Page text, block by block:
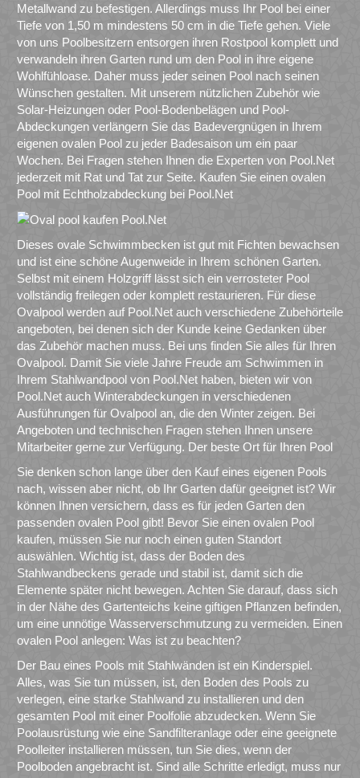
Metallwand zu befestigen. Allerdings muss Ihr Pool bei einer
Tiefe von 1,50 m mindestens 50 cm in die Tiefe gehen. Viele
von uns Poolbesitzern entsorgen ihren Rostpool komplett und
verwandeln ihren Garten rund um den Pool in ihre eigene
Wohlfühloase. Daher muss jeder seinen Pool nach seinen
Wünschen gestalten. Mit unserem nützlichen Zubehör wie
Solar-Heizungen oder Pool-Bodenbelägen und Pool-
Abdeckungen verlängern Sie das Badevergnügen in Ihrem
eigenen ovalen Pool zu jeder Badesaison um ein paar
Wochen. Bei Fragen stehen Ihnen die Experten von Pool.Net
jederzeit mit Rat und Tat zur Seite. Kaufen Sie einen ovalen
Pool mit Echtholzabdeckung bei Pool.Net
Dieses ovale Schwimmbecken ist gut mit Fichten bewachsen
und ist eine schöne Augenweide in Ihrem schönen Garten.
Selbst mit einem Holzgriff lässt sich ein verrosteter Pool
vollständig freilegen oder komplett restaurieren. Für diese
Ovalpool werden auf Pool.Net auch verschiedene Zubehörteile
angeboten, bei denen sich der Kunde keine Gedanken über
das Zubehör machen muss. Bei uns finden Sie alles für Ihren
Ovalpool. Damit Sie viele Jahre Freude am Schwimmen in
Ihrem Stahlwandpool von Pool.Net haben, bieten wir von
Pool.Net auch Winterabdeckungen in verschiedenen
Ausführungen für Ovalpool an, die den Winter zeigen. Bei
Angeboten und technischen Fragen stehen Ihnen unsere
Mitarbeiter gerne zur Verfügung. Der beste Ort für Ihren Pool
Sie denken schon lange über den Kauf eines eigenen Pools
nach, wissen aber nicht, ob Ihr Garten dafür geeignet ist? Wir
können Ihnen versichern, dass es für jeden Garten den
passenden ovalen Pool gibt! Bevor Sie einen ovalen Pool
kaufen, müssen Sie nur noch einen guten Standort
auswählen. Wichtig ist, dass der Boden des
Stahlwandbeckens gerade und stabil ist, damit sich die
Elemente später nicht bewegen. Achten Sie darauf, dass sich
in der Nähe des Gartenteichs keine giftigen Pflanzen befinden,
um eine unnötige Wasserverschmutzung zu vermeiden. Einen
ovalen Pool anlegen: Was ist zu beachten?
Der Bau eines Pools mit Stahlwänden ist ein Kinderspiel.
Alles, was Sie tun müssen, ist, den Boden des Pools zu
verlegen, eine starke Stahlwand zu installieren und den
gesamten Pool mit einer Poolfolie abzudecken. Wenn Sie
Poolausrüstung wie eine Sandfilteranlage oder eine geeignete
Poolleiter installieren müssen, tun Sie dies, wenn der
Poolboden angebracht ist. Sind alle Schritte erledigt, muss nur